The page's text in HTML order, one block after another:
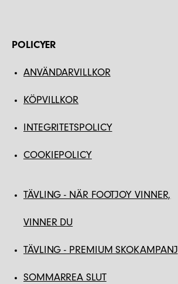
POLICYER
ANVÄNDARVILLKOR
KÖPVILLKOR
INTEGRITETSPOLICY
COOKIEPOLICY
TÄVLING - NÄR FOOTJOY VINNER,
VINNER DU
TÄVLING - PREMIUM SKOKAMPANJ
SOMMARREA SLUT